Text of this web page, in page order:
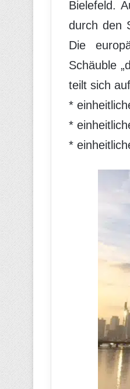
Bielefeld.
durch den
Die
Schäuble
teilt sich
*
*
*